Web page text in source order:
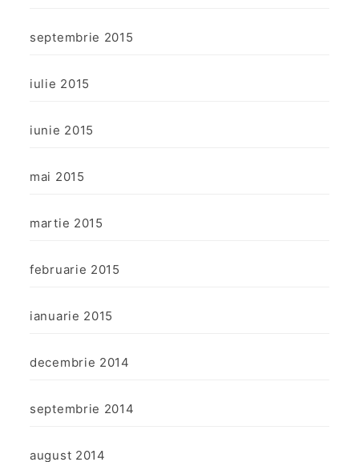
septembrie 2015
iulie 2015
iunie 2015
mai 2015
martie 2015
februarie 2015
ianuarie 2015
decembrie 2014
septembrie 2014
august 2014